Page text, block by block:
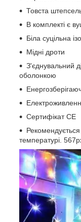
Товста
В комплекті є
Біла суцільна
Мідні дроти
З'єднувальний
оболонкою
Сертифікат CE
температурі.